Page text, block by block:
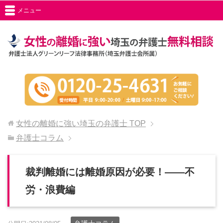
メニュー
女性の離婚に強い埼玉の弁護士 TOP
弁護士コラム
裁判離婚には離婚原因が必要！――不
労・浪費編